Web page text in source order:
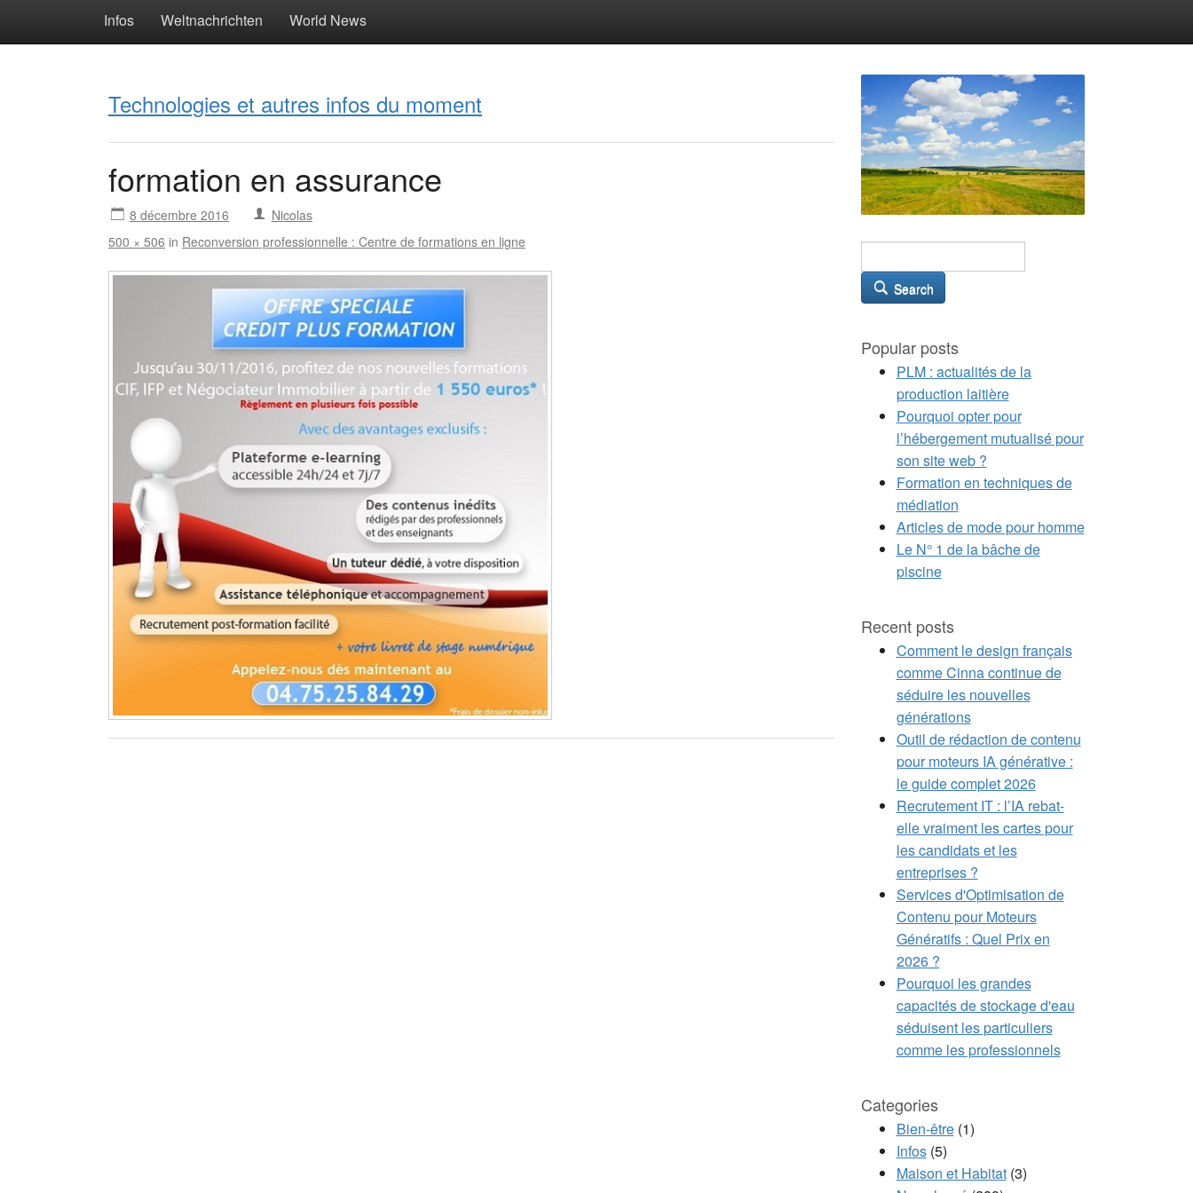
Infos Weltnachrichten World News
Technologies et autres infos du moment
formation en assurance
8 décembre 2016
Nicolas
500 × 506 in Reconversion professionnelle : Centre de formations en ligne
Search
Popular posts
PLM : actualités de la
production laitière
Pourquoi opter pour
l’hébergement mutualisé pour
son site web ?
Formation en techniques de
médiation
Articles de mode pour homme
Le N° 1 de la bâche de
piscine
Recent posts
Comment le design français
comme Cinna continue de
séduire les nouvelles
générations
Outil de rédaction de contenu
pour moteurs IA générative :
le guide complet 2026
Recrutement IT : l’IA rebat-
elle vraiment les cartes pour
les candidats et les
entreprises ?
Services d'Optimisation de
Contenu pour Moteurs
Génératifs : Quel Prix en
2026 ?
Pourquoi les grandes
capacités de stockage d'eau
séduisent les particuliers
comme les professionnels
Categories
Bien-être(1)
Infos(5)
Maison et Habitat(3)